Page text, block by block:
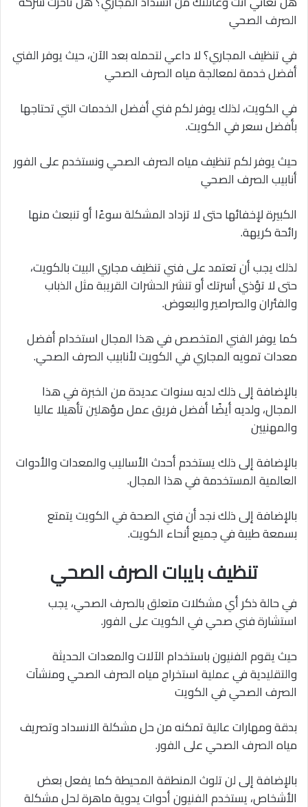
الصرف الصحي
في تنظيف المجاري؟ لا داعي لتحمله بعد الآن، حيث يوفر الفني
أفضل خدمة لمعالجة مياه الصرف الصحي
في الكويت، لذلك يوفر لكم فني أفضل الخدمات التي تحتاجها
بأفضل سعر في الكويت.
حيث يوفر لكم تنظيف مياه الصرف الصحي ونستخدم على الفور
أنابيب الصرف الصحي
الكبيرة لإخفائها حتى لا تزداد المشكلة سوءًا أو تنبعث منها
رائحة كريهة.
لذلك يجب أن تعتمد على فني تنظيف مجاري البيت بالكويت،
حتى لا تؤذي أسرتك أو تنشر الحشرات القريبة مثل الذباب
والفئران والصراصير والبعوض.
كما يوفر الفني المتخصص في هذا المجال استخدام أفضل
معدات تمويه المجاري في الكويت لأنابيب الصرف الصحي.
بالإضافة إلى ذلك لديه سنوات عديدة من الخبرة في هذا
المجال، ولديه أيضًا أفضل فريق عمل مؤهلين تأهيلا عاليا
والمهنيين
بالإضافة إلى ذلك يستخدم أحدث الأساليب والمعدات والأدوات
العالمية المستخدمة في هذا المجال.
بالإضافة إلى ذلك نجد أن فني الصحة في الكويت يتمتع
بسمعة طيبة في جميع أنحاء الكويت.
تنظيف بايبات الصرف الصحي
في حالة ذكر أي مشكلات متعلق بالصرف الصحي، يجب
استشارة فني صحي في الكويت على الفور.
حيث يقوم الفنيون باستخدام الآلات والمعدات الحديثة
والتقليدية في عملية استخراج مياه الصرف الصحي ومنشآت
الصرف الصحي في الكويت
بدقة ومهارات عالية تمكنه من حل مشكلة الانسداد وتصريف
مياه الصرف الصحي على الفور.
بالإضافة إلى لن تلوث المنطقة المحيطة كما يفعل بعض
الأشخاص، يستخدم الفنيون أدوات يدوية ماهرة لحل مشكلة